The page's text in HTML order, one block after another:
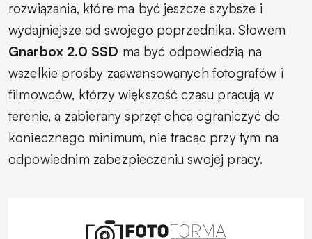
rozwiązania, które ma być jeszcze szybsze i
wydajniejsze od swojego poprzednika. Słowem
Gnarbox 2.0 SSD ma być odpowiedzią na
wszelkie prośby zaawansowanych fotografów i
filmowców, którzy większość czasu pracują w
terenie, a zabierany sprzęt chcą ograniczyć do
koniecznego minimum, nie tracąc przy tym na
odpowiednim zabezpieczeniu swojej pracy.